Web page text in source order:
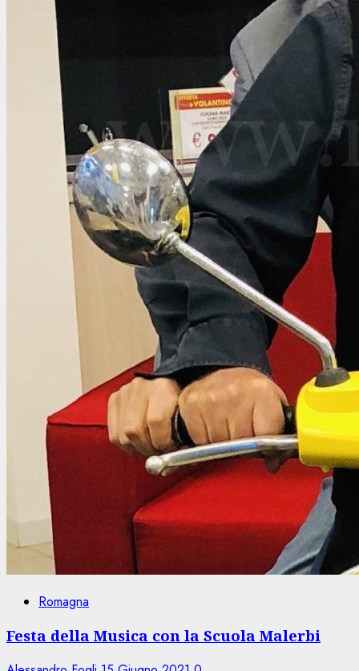
Romagna
Festa della Musica con la Scuola Malerbi